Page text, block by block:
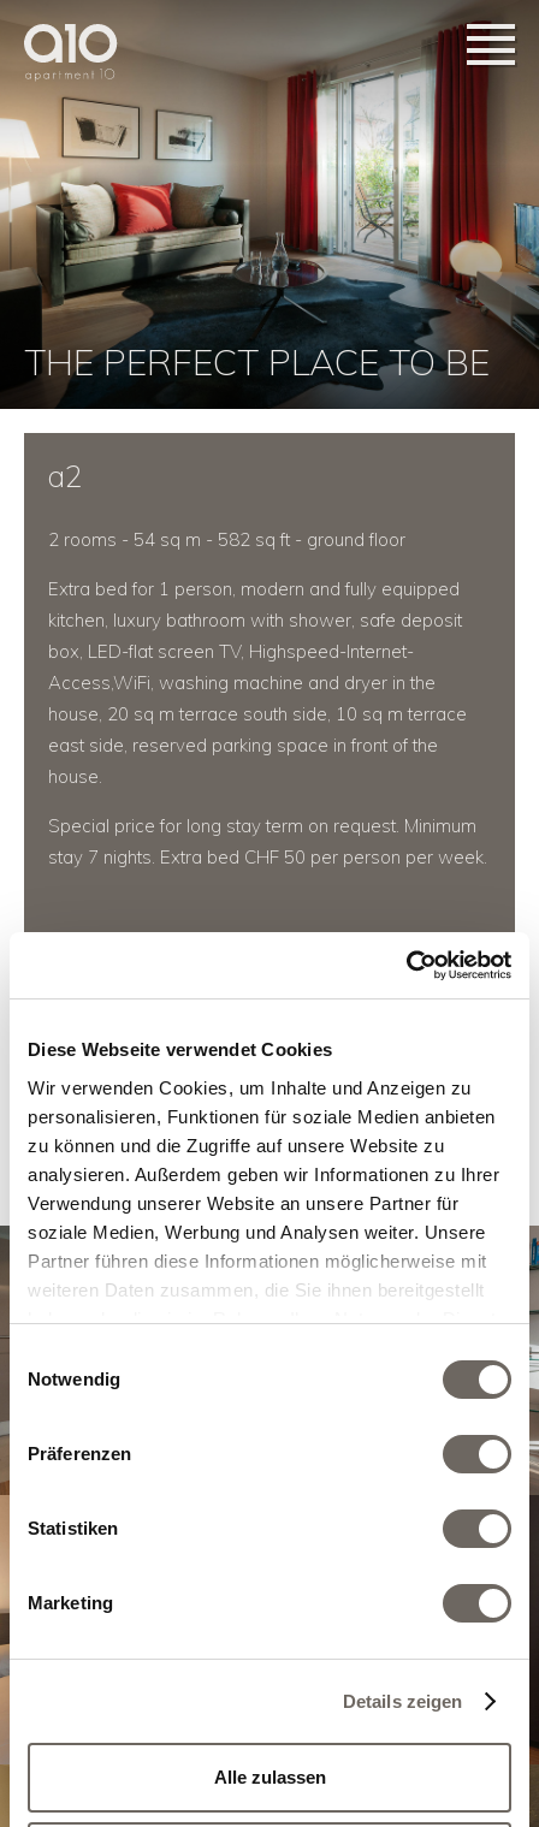
Diese Webseite verwendet Cookies
Wir verwenden Cookies, um Inhalte und Anzeigen zu
personalisieren, Funktionen für soziale Medien anbieten
zu können und die Zugriffe auf unsere Website zu
analysieren. Außerdem geben wir Informationen zu Ihrer
Verwendung unserer Website an unsere Partner für
soziale Medien, Werbung und Analysen weiter. Unsere
Partner führen diese Informationen möglicherweise mit
weiteren Daten zusammen, die Sie ihnen bereitgestellt
haben oder die sie im Rahmen Ihrer Nutzung der Dienste
Notwendig
Präferenzen
Statistiken
Marketing
Details zeigen
Alle zulassen
THE PERFECT PLACE TO BE
a2
2 rooms - 54 sq m - 582 sq ft - ground floor
Extra bed for 1 person, modern and fully equipped
kitchen, luxury bathroom with shower, safe deposit
box, LED-flat screen TV, Highspeed-Internet-
Access,WiFi, washing machine and dryer in the
house, 20 sq m terrace south side, 10 sq m terrace
east side, reserved parking space in front of the
house.
Special price for long stay term on request. Minimum
stay 7 nights. Extra bed CHF 50 per person per week.
CHF 4200.-
Month
Inquiry